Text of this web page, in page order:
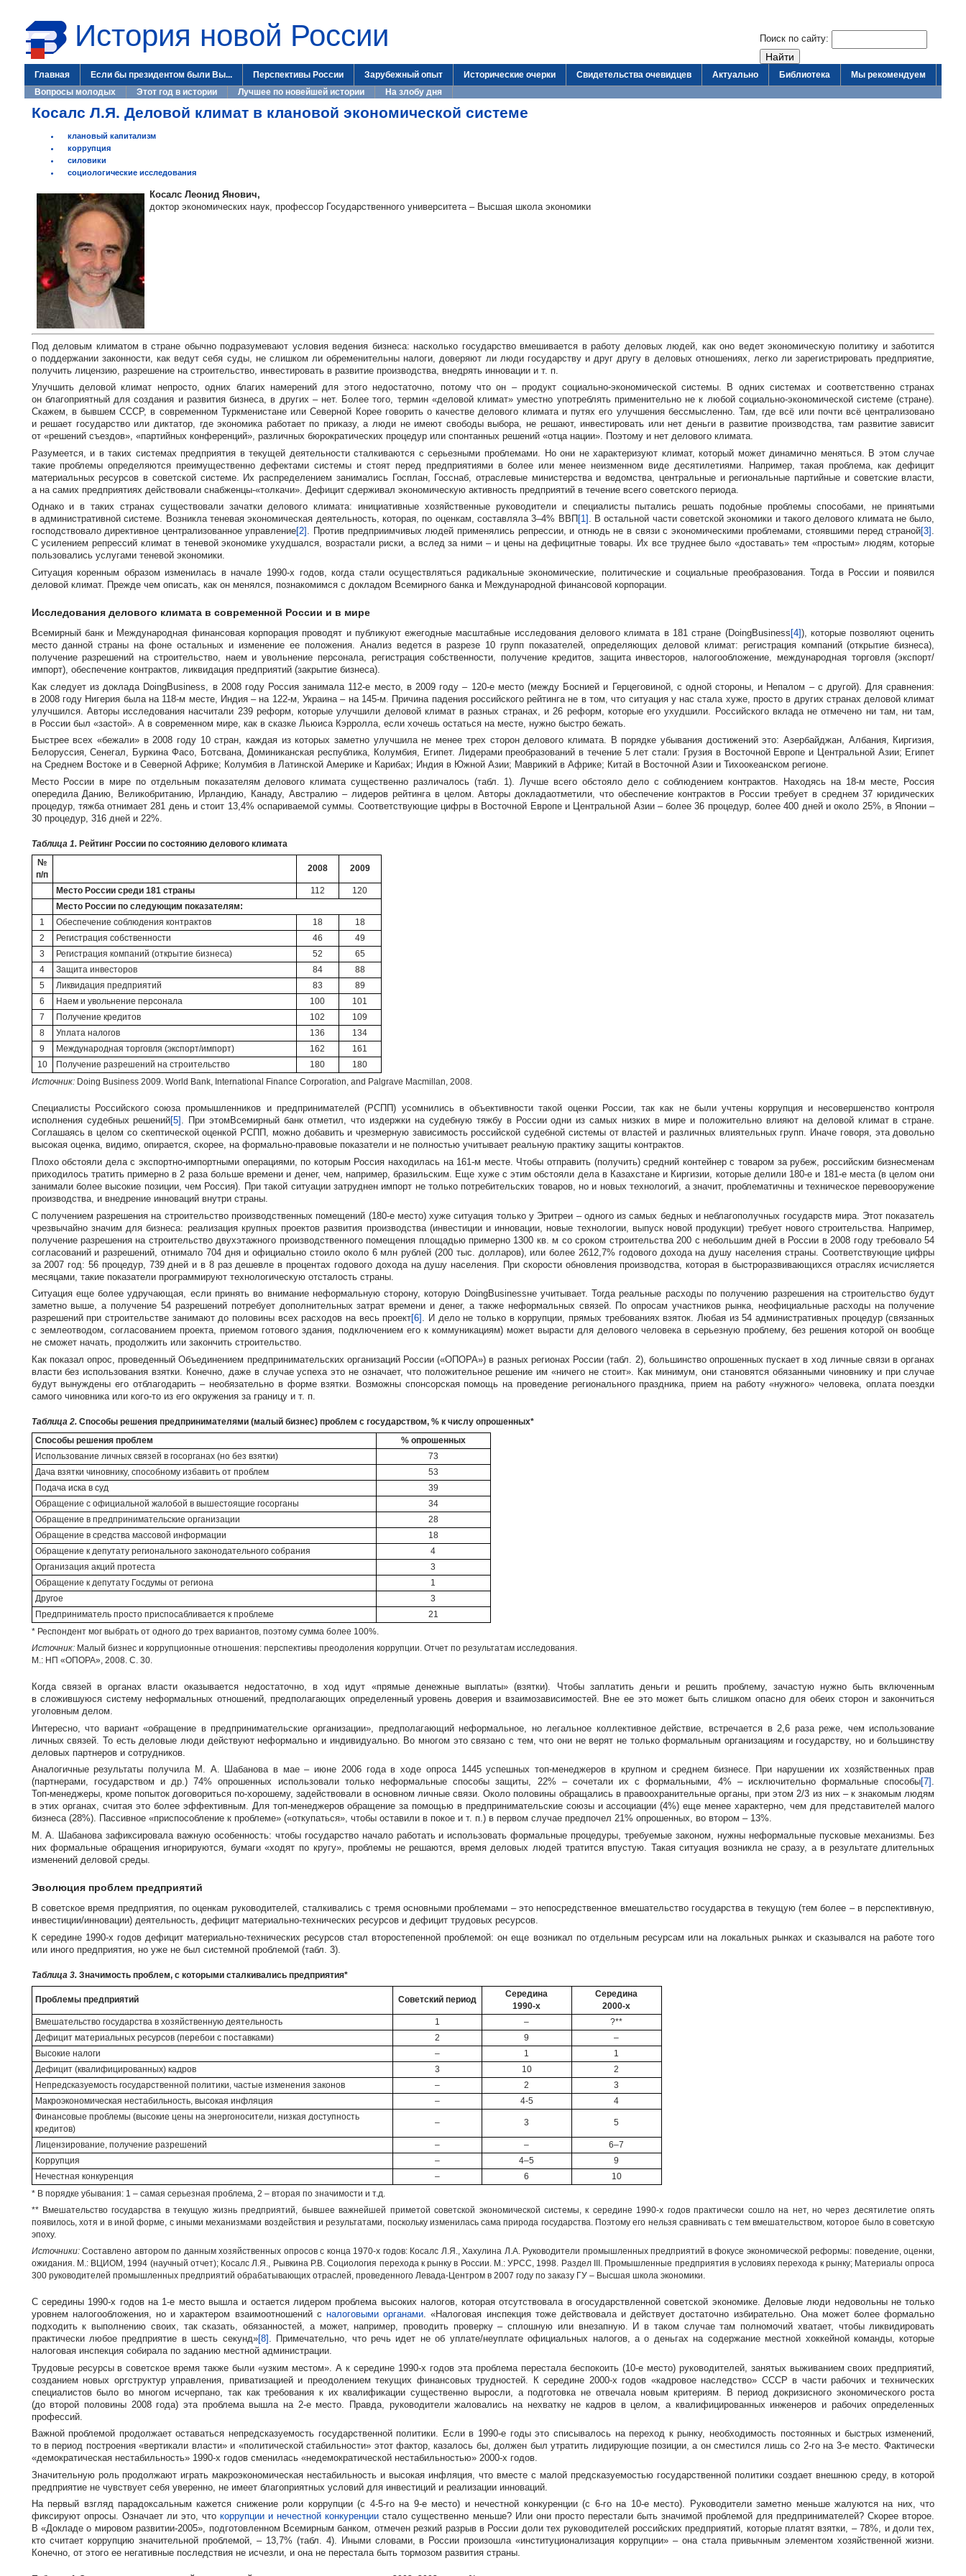
Поиск по сайту:
История новой России
Главная Если бы президентом были Вы... Перспективы России Зарубежный опыт Исторические очерки Свидетельства очевидцев Актуально Библиотека
Мы рекомендуем
Вопросы молодых
Этот год в истории Лучшее по новейшей истории На злобу дня
Косалс Л.Я. Деловой климат в клановой экономической системе
клановый капитализм
коррупция
силовики
социологические исследования
Косалс Леонид Янович,
доктор экономических наук, профессор Государственного университета – Высшая школа экономики
Под деловым климатом в стране обычно подразумевают условия ведения бизнеса: насколько государство вмешивается в работу деловых людей, как оно ведет экономическую политику и заботится
о поддержании законности, как ведут себя суды, не слишком ли обременительны налоги, доверяют ли люди государству и друг другу в деловых отношениях, легко ли зарегистрировать предприятие,
получить лицензию, разрешение на строительство, инвестировать в развитие производства, внедрять инновации и т. п.
Улучшить деловой климат непросто, одних благих намерений для этого недостаточно, потому что он – продукт социально-экономическойсистемы. В одних системах и соответственно странах
он благоприятный для создания и развития бизнеса, в других – нет. Более того, термин «деловой климат» уместно употреблять применительно не к любой социально-экономическойсистеме (стране).
Скажем, в бывшем СССР, в современном Туркменистане или Северной Корее говорить о качестве делового климата и путях его улучшения бессмысленно. Там, где всё или почти всё централизовано
и решает государство или диктатор, где экономика работает по приказу, а люди не имеют свободы выбора, не решают, инвестировать или нет деньги в развитие производства, там развитие зависит
от «решений съездов», «партийных конференций», различных бюрократических процедур или спонтанных решений «отца нации». Поэтому и нет делового климата.
Разумеется, и в таких системах предприятия в текущей деятельности сталкиваются с серьезными проблемами. Но они не характеризуют климат, который может динамично меняться. В этом случае
такие проблемы определяются преимущественно дефектами системы и стоят перед предприятиями в более или менее неизменном виде десятилетиями. Например, такая проблема, как дефицит
материальных ресурсов в советской системе. Их распределением занимались Госплан, Госснаб, отраслевые министерства и ведомства, центральные и региональные партийные и советские власти,
а на самих предприятиях действовали снабженцы-«толкачи». Дефицит сдерживал экономическую активность предприятий в течение всего советского периода.
Однако и в таких странах существовали зачатки делового климата: инициативные хозяйственные руководители и специалисты пытались решать подобные проблемы способами, не принятыми
в административной системе. Возникла теневая экономическая деятельность, которая, по оценкам, составляла 3–4% ВВП [1] . В остальной части советской экономики и такого делового климата не было,
господствовало директивное централизованное управление[2] . Против предприимчивых людей применялись репрессии, и отнюдь не в связи с экономическими проблемами, стоявшими перед страной[3] .
С усилением репрессий климат в теневой экономике ухудшался, возрастали риски, а вслед за ними – и цены на дефицитные товары. Их все труднее было «доставать» тем «простым» людям, которые
пользовались услугами теневой экономики.
Ситуация коренным образом изменилась в начале 1990-х годов, когда стали осуществляться радикальные экономические, политические и социальные преобразования. Тогда в России и появился
деловой климат. Прежде чем описать, как он менялся, познакомимся с докладом Всемирного банка и Международной финансовой корпорации.
Исследования делового климата в современной России и в мире
Всемирный банк и Международная финансовая корпорация проводят и публикуют ежегодные масштабные исследования делового климата в 181 стране (DoingBusiness [4]), которые позволяют оценить
место данной страны на фоне остальных и изменение ее положения. Анализ ведется в разрезе 10 групп показателей, определяющих деловой климат: регистрация компаний (открытие бизнеса),
получение разрешений на строительство, наем и увольнение персонала, регистрация собственности, получение кредитов, защита инвесторов, налогообложение, международная торговля (экспорт/
импорт), обеспечение контрактов, ликвидация предприятий (закрытие бизнеса).
Как следует из доклада DoingBusiness, в 2008 году Россия занимала 112-е место, в 2009 году – 120-еместо (между Боснией и Герцеговиной, с одной стороны, и Непалом – с другой). Для сравнения:
в 2008 году Нигерия была на 118-м месте, Индия – на 122-м , Украина – на 145-м . Причина падения российского рейтинга не в том, что ситуация у нас стала хуже, просто в других странах деловой климат
улучшился. Авторы исследования насчитали 239 реформ, которые улучшили деловой климат в разных странах, и 26 реформ, которые его ухудшили. Российского вклада не отмечено ни там, ни там,
в России был «застой». А в современном мире, как в сказке Льюиса Кэрролла, если хочешь остаться на месте, нужно быстро бежать.
Быстрее всех «бежали» в 2008 году 10 стран, каждая из которых заметно улучшила не менее трех сторон делового климата. В порядке убывания достижений это: Азербайджан, Албания, Киргизия,
Белоруссия, Сенегал, Буркина Фасо, Ботсвана, Доминиканская республика, Колумбия, Египет. Лидерами преобразований в течение 5 лет стали: Грузия в Восточной Европе и Центральной Азии; Египет
на Среднем Востоке и в Северной Африке; Колумбия в Латинской Америке и Карибах; Индия в Южной Азии; Маврикий в Африке; Китай в Восточной Азии и Тихоокеанском регионе.
Место России в мире по отдельным показателям делового климата существенно различалось (табл. 1). Лучше всего обстояло дело с соблюдением контрактов. Находясь на 18-м месте, Россия
опередила Данию, Великобританию, Ирландию, Канаду, Австралию – лидеров рейтинга в целом. Авторы докладаотметили, что обеспечение контрактов в России требует в среднем 37 юридических
процедур, тяжба отнимает 281 день и стоит 13,4% оспариваемой суммы. Соответствующие цифры в Восточной Европе и Центральной Азии – более 36 процедур, более 400 дней и около 25%, в Японии –
30 процедур, 316 дней и 22%.
Таблица 1.Рейтинг России по состоянию делового климата
№
п/п
2008 2009
Место России среди 181 страны 112
120
Место России по следующим показателям:
1
Обеспечение соблюдения контрактов 18
18
2
Регистрация собственности 46
49
3
Регистрация компаний (открытие бизнеса) 52
65
4
Защита инвесторов 84
88
5
Ликвидация предприятий 83
89
6
Наем и увольнение персонала 100
101
7
Получение кредитов 102
109
8
Уплата налогов 136
134
9
Международная торговля (экспорт/импорт) 162
161
10
Получение разрешений на строительство 180
180
Источник:Doing Business 2009. World Bank, International Finance Corporation, and Palgrave Macmillan, 2008.
Специалисты Российского союза промышленников и предпринимателей (РСПП) усомнились в объективности такой оценки России, так как не были учтены коррупция и несовершенство контроля
исполнения судебных решений[5] . При этомВсемирный банк отметил, что издержки на судебную тяжбу в России одни из самых низких в мире и положительно влияют на деловой климат в стране.
Соглашаясь в целом со скептической оценкой РСПП, можно добавить и чрезмерную зависимость российской судебной системы от властей и различных влиятельных групп. Иначе говоря, эта довольно
высокая оценка, видимо, опирается, скорее, на формально-правовыепоказатели и не полностью учитывает реальную практику защиты контрактов.
Плохо обстояли дела с экспортно-импортными операциями, по которым Россия находилась на 161-м месте. Чтобы отправить (получить) средний контейнер с товаром за рубеж, российским бизнесменам
приходилось тратить примерно в 2 раза больше времени и денег, чем, например, бразильским. Еще хуже с этим обстояли дела в Казахстане и Киргизии, которые делили 180-е и 181-еместа (в целом они
занимали более высокие позиции, чем Россия). При такой ситуации затруднен импорт не только потребительских товаров, но и новых технологий, а значит, проблематичны и техническое перевооружение
производства, и внедрение инноваций внутри страны.
С получением разрешения на строительство производственных помещений (180-еместо) хуже ситуация только у Эритреи – одного из самых бедных и неблагополучных государств мира. Этот показатель
чрезвычайно значим для бизнеса: реализация крупных проектов развития производства (инвестиции и инновации, новые технологии, выпуск новой продукции) требует нового строительства. Например,
получение разрешения на строительство двухэтажного производственного помещения площадью примерно 1300 кв. м со сроком строительства 200 с небольшим дней в России в 2008 году требовало 54
согласований и разрешений, отнимало 704 дня и официально стоило около 6 млн рублей (200 тыс. долларов), или более 2612,7% годового дохода на душу населения страны. Соответствующие цифры
за 2007 год: 56 процедур, 739 дней и в 8 раз дешевле в процентах годового дохода на душу населения. При скорости обновления производства, которая в быстроразвивающихся отраслях исчисляется
месяцами, такие показатели программируют технологическую отсталость страны.
Ситуация еще более удручающая, если принять во внимание неформальную сторону, которую DoingBusinessне учитывает. Тогда реальные расходы по получению разрешения на строительство будут
заметно выше, а получение 54 разрешений потребует дополнительных затрат времени и денег, а также неформальных связей. По опросам участников рынка, неофициальные расходы на получение
разрешений при строительстве занимают до половины всех расходов на весь проект[6] . И дело не только в коррупции, прямых требованиях взяток. Любая из 54 административных процедур (связанных
с землеотводом, согласованием проекта, приемом готового здания, подключением его к коммуникациям) может вырасти для делового человека в серьезную проблему, без решения которой он вообще
не сможет начать, продолжить или закончить строительство.
Как показал опрос, проведенный Объединением предпринимательских организаций России («ОПОРА») в разных регионах России (табл. 2), большинство опрошенных пускает в ход личные связи в органах
власти без использования взятки. Конечно, даже в случае успеха это не означает, что положительное решение им «ничего не стоит». Как минимум, они становятся обязанными чиновнику и при случае
будут вынуждены его отблагодарить – необязательно в форме взятки. Возможны спонсорская помощь на проведение регионального праздника, прием на работу «нужного» человека, оплата поездки
самого чиновника или кого-тоиз его окружения за границу и т. п.
Таблица 2.Способы решения предпринимателями (малый бизнес) проблем с государством, % к числу опрошенных*
Способы решения проблем
% опрошенных
Использование личных связей в госорганах (но без взятки)
73
Дача взятки чиновнику, способному избавить от проблем
53
Подача иска в суд
39
Обращение с официальной жалобой в вышестоящие госорганы
34
Обращение в предпринимательские организации
28
Обращение в средства массовой информации
18
Обращение к депутату регионального законодательного собрания
4
Организация акций протеста
3
Обращение к депутату Госдумы от региона
1
Другое
3
Предприниматель просто приспосабливается к проблеме
21
* Респондент мог выбрать от одного до трех вариантов, поэтому сумма более 100%.
Источник:Малый бизнес и коррупционные отношения: перспективы преодоления коррупции. Отчет по результатам исследования.
М.: НП «ОПОРА», 2008. С. 30.
Когда связей в органах власти оказывается недостаточно, в ход идут «прямые денежные выплаты» (взятки). Чтобы заплатить деньги и решить проблему, зачастую нужно быть включенным
в сложившуюся систему неформальных отношений, предполагающих определенный уровень доверия и взаимозависимостей. Вне ее это может быть слишком опасно для обеих сторон и закончиться
уголовным делом.
Интересно, что вариант «обращение в предпринимательские организации», предполагающий неформальное, но легальное коллективное действие, встречается в 2,6 раза реже, чем использование
личных связей. То есть деловые люди действуют неформально и индивидуально. Во многом это связано с тем, что они не верят не только формальным организациям и государству, но и большинству
деловых партнеров и сотрудников.
Аналогичные результаты получила М. А. Шабановав мае – июне 2006 года в ходе опроса 1445 успешныхтоп-менеджеров в крупном и среднем бизнесе. При нарушении их хозяйственных прав
(партнерами, государством и др.) 74% опрошенных использовали только неформальные способы защиты, 22% – сочетали их с формальными, 4% – исключительно формальные способы[7] .
Топ-менеджеры, кроме попыток договориться по-хорошему, задействовали в основном личные связи. Около половины обращались в правоохранительные органы, при этом 2/3 из них – к знакомым людям
в этих органах, считая это более эффективным. Для топ-менеджеровобращение за помощью в предпринимательские союзы и ассоциации (4%) еще менее характерно, чем для представителей малого
бизнеса (28%). Пассивное «приспособление к проблеме» («откупаться», чтобы оставили в покое и т. п.) в первом случае предпочел 21% опрошенных, во втором – 13%.
М. А. Шабанова зафиксировала важную особенность: чтобы государство начало работать и использовать формальные процедуры, требуемые законом, нужны неформальные пусковые механизмы. Без
них формальные обращения игнорируются, бумаги «ходят по кругу», проблемы не решаются, время деловых людей тратится впустую. Такая ситуация возникла не сразу, а в результате длительных
изменений деловой среды.
Эволюция проблем предприятий
В советское время предприятия, по оценкам руководителей, сталкивались с тремя основными проблемами – это непосредственное вмешательство государства в текущую (тем более – в перспективную,
инвестиции/инновации) деятельность, дефицит материально-технических ресурсов и дефицит трудовых ресурсов.
К середине 1990-х годов дефицит материально-технических ресурсов стал второстепенной проблемой: он еще возникал по отдельным ресурсам или на локальных рынках и сказывался на работе того
или иного предприятия, но уже не был системной проблемой (табл. 3).
Таблица 3.Значимость проблем, с которыми сталкивались предприятия*
Проблемы предприятий Советский период
Середина
1990-х
Середина
2000-х
Вмешательство государства в хозяйственную деятельность
1 –
?**
Дефицит материальных ресурсов (перебои с поставками)
2 9
–
Высокие налоги
– 1
1
Дефицит (квалифицированных) кадров
3 10
2
Непредсказуемость государственной политики, частые изменения законов
– 2
3
Макроэкономическая нестабильность, высокая инфляция
– 4-5
4
Финансовые проблемы (высокие цены на энергоносители, низкая доступность
кредитов)
– 3 5
Лицензирование, получение разрешений – –
6–7
Коррупция
– 4–5
9
Нечестная конкуренция
– 6
10
* В порядке убывания: 1 – самая серьезная проблема, 2 – вторая по значимости и т.д.
** Вмешательство государства в текущую жизнь предприятий, бывшее важнейшей приметой советской экономической системы, к середине 1990-х годов практически сошло на нет, но через десятилетие опять
появилось, хотя и в иной форме, с иными механизмами воздействия и результатами, поскольку изменилась сама природа государства. Поэтому его нельзя сравнивать с тем вмешательством, которое было в советскую
эпоху.
Источники:Составлено автором по данным хозяйственных опросов с конца 1970-х годов: Косалс Л.Я., Хахулина Л.А. Руководители промышленных предприятий в фокусе экономической реформы: поведение, оценки,
ожидания. М.: ВЦИОМ, 1994 (научный отчет); Косалс Л.Я., Рывкина Р.В. Социология перехода к рынку в России. М.: УРСС, 1998. Раздел III. Промышленные предприятия в условиях перехода к рынку; Материалы опроса
300 руководителей промышленных предприятий обрабатывающих отраслей, проведенного Левада-Центром в 2007 году по заказу ГУ – Высшая школа экономики.
С середины 1990-х годов на 1-е место вышла и остается лидером проблема высоких налогов, которая отсутствовала в огосударствленной советской экономике. Деловые люди недовольны не только
уровнем налогообложения, но и характером взаимоотношений с налоговыми органами. «Налоговая инспекция тоже действовала и действует достаточно избирательно. Она может более формально
подходить к выполнению своих, так сказать, обязанностей, а может, например, проводить проверку – сплошную или внезапную. И в таком случае там полномочий хватает, чтобы ликвидировать
практически любое предприятие в шесть секунд»[8] . Примечательно, что речь идет не об уплате/неуплате официальных налогов, а о деньгах на содержание местной хоккейной команды, которые
налоговая инспекция собирала по заданию местной администрации.
Трудовые ресурсы в советское время также были «узким местом». А к середине 1990-х годов эта проблема перестала беспокоить (10-еместо) руководителей, занятых выживанием своих предприятий,
созданием новых оргструктур управления, приватизацией и преодолением текущих финансовых трудностей. К середине 2000-х годов «кадровое наследство» СССР в части рабочих и технических
специалистов было во многом исчерпано, так как требования к их квалификации существенно выросли, а подготовка не отвечала новым критериям. В период докризисного экономического роста
(до второй половины 2008 года) эта проблема вышла на 2-еместо. Правда, руководители жаловались на нехватку не кадров в целом, а квалифицированных инженеров и рабочих определенных
профессий.
Важной проблемой продолжает оставаться непредсказуемость государственной политики. Если в 1990-е годы это списывалось на переход к рынку, необходимость постоянных и быстрых изменений,
то в период построения «вертикали власти» и «политической стабильности» этот фактор, казалось бы, должен был утратить лидирующие позиции, а он сместился лишь со 2-гона 3-еместо. Фактически
«демократическая нестабильность» 1990-х годов сменилась «недемократической нестабильностью» 2000-х годов.
Значительную роль продолжают играть макроэкономическая нестабильность и высокая инфляция, что вместе с малой предсказуемостью государственной политики создает внешнюю среду, в которой
предприятие не чувствует себя уверенно, не имеет благоприятных условий для инвестиций и реализации инноваций.
На первый взгляд парадоксальным кажется снижение роли коррупции (с 4-5-гона 9-еместо) и нечестной конкуренции (с 6-гона 10-еместо). Руководители заметно меньше жалуются на них, что
фиксируют опросы. Означает ли это, чтокоррупции и нечестной конкуренции стало существенно меньше? Или они просто перестали быть значимой проблемой для предпринимателей? Скорее второе.
В «Докладе о мировомразвитии-2005», подготовленном Всемирным банком, отмечен резкий разрыв в России доли тех руководителей российских предприятий, которые платят взятки, – 78%, и доли тех,
кто считает коррупцию значительной проблемой, – 13,7% (табл. 4). Иными словами, в России произошла «институционализация коррупции» – она стала привычным элементом хозяйственной жизни.
Конечно, от этого ее негативные последствия не исчезли, и она не перестала быть тормозом развития страны.